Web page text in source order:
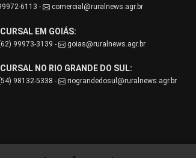
6113 - comercial@ruralnews.agr.br
EM GOIÁS:
99973-3139 - goias@ruralnews.agr.br
NO RIO GRANDE DO SUL:
98132-5338 - riograndedosul@ruralnews.agr.br